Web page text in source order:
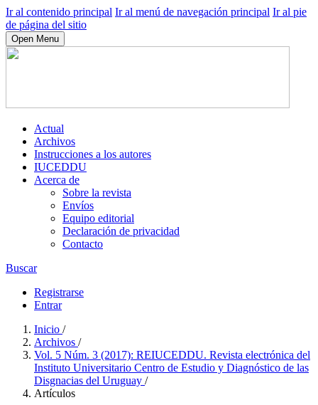
Ir al contenido principal Ir al menú de navegación principal Ir al pie
de página del sitio
Open Menu
Actual
Archivos
Instrucciones a los autores
IUCEDDU
Acerca de
Sobre la revista
Envíos
Equipo editorial
Declaración de privacidad
Contacto
Buscar
Registrarse
Entrar
Inicio /
Archivos /
Vol. 5 Núm. 3 (2017): REIUCEDDU. Revista electrónica del
Instituto Universitario Centro de Estudio y Diagnóstico de las
Disgnacias del Uruguay /
Artículos